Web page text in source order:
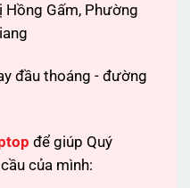
Gấm, Phường
đầu thoáng - đường
để giúp Quý
của mình: